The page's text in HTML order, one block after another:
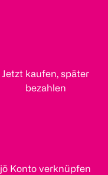
Jetzt kaufen, später
bezahlen
jö Konto verknüpfen